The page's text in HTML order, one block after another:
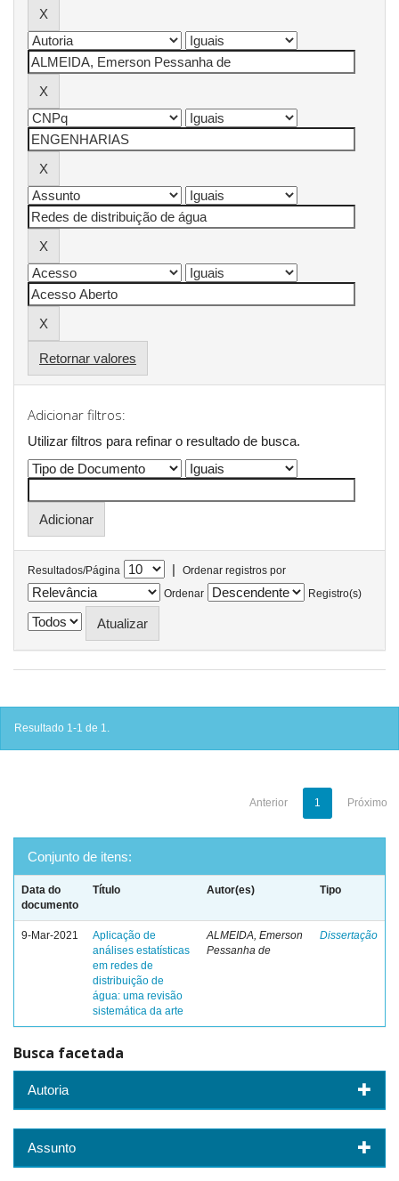
Retornar valores
Adicionar filtros:
Utilizar filtros para refinar o resultado de busca.
Resultados/Página |
Ordenar registros por
Ordenar
Registro(s)
Resultado 1-1 de 1.
Anterior 1 Próximo
Conjunto de itens:
Data do
documento
Título Autor(es) Tipo
9-Mar-2021
Aplicação de
análises estatísticas
em redes de
distribuição de
água: uma revisão
sistemática da arte
ALMEIDA, Emerson
Pessanha de
Dissertação
Busca facetada
Autoria
Assunto